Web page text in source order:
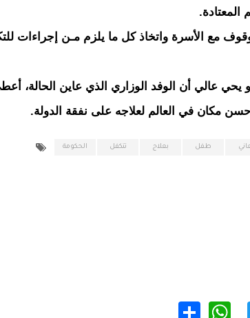
مع الأسرة واتخاذ كل ما يلزم مـن إجراءات
عالي أن الوفد الوزاري الذي عاين الحالة،
مكان في العالم لعلاجه على نفقة الدولة.
الحكومة تتكفل بعلاج طفل
Twitter
WhatsApp